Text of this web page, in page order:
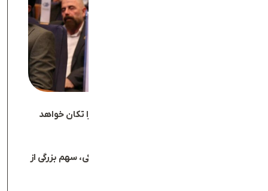
استارتاپ تعارف، لجستیک خرده‌فروشی را تکان خواهد
تعارف با راه‌اندازی دقیق عملیات لجستیکی، سهم بزرگی از